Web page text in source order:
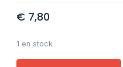
€ 7,80
1 en stock